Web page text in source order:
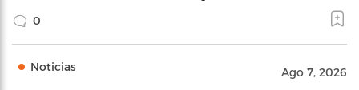
0
Noticias Ago 7, 2026